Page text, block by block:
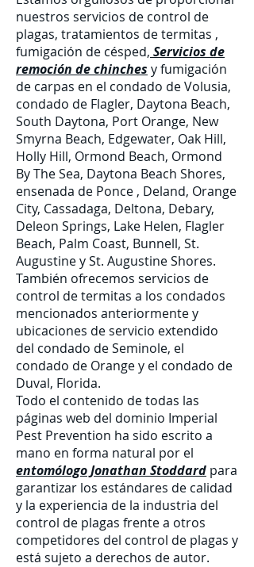
nuestros servicios de control de
plagas, tratamientos de termitas ,
fumigación de césped, Servicios de
remoción de chinches yfumigación
de carpas en el condado de Volusia,
condado de Flagler, Daytona Beach,
South Daytona, Port Orange, New
Smyrna Beach, Edgewater, Oak Hill,
Holly Hill, Ormond Beach, Ormond
By The Sea, Daytona Beach Shores,
ensenada de Ponce , Deland, Orange
City, Cassadaga, Deltona, Debary,
Deleon Springs, Lake Helen, Flagler
Beach, Palm Coast, Bunnell, St.
Augustine y St. Augustine Shores.
También ofrecemos servicios de
control de termitas a los condados
mencionados anteriormente y
ubicaciones de servicio extendido
del condado de Seminole, el
condado de Orange y el condado de
Duval, Florida.
Todo el contenido de todas las
páginas web del dominio Imperial
Pest Prevention ha sido escrito a
mano en forma natural por el
entomólogo Jonathan Stoddard para
garantizar los estándares de calidad
y la experiencia de la industria del
control de plagas frente a otros
competidores del control de plagas y
está sujeto a derechos de autor.